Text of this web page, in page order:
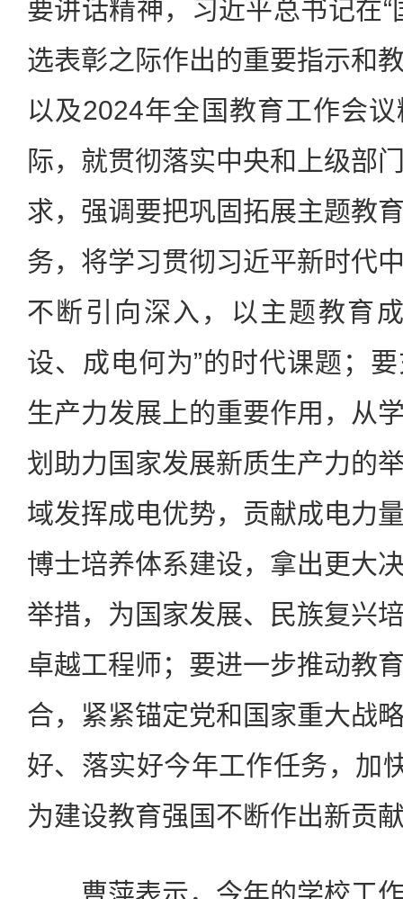
要讲话精神，习近平总书记在“
选表彰之际作出的重要指示和
以及2024年全国教育工作会
际，就贯彻落实中央和上级部
求，强调要把巩固拓展主题教
务，将学习贯彻习近平新时代
不断引向深入，以主题教育
设、成电何为”的时代课题；
生产力发展上的重要作用，从
划助力国家发展新质生产力的
域发挥成电优势，贡献成电力
博士培养体系建设，拿出更大
举措，为国家发展、民族复兴
卓越工程师；要进一步推动教
合，紧紧锚定党和国家重大战
好、落实好今年工作任务，加
为建设教育强国不断作出新贡
曹萍表示，今年的学校工作